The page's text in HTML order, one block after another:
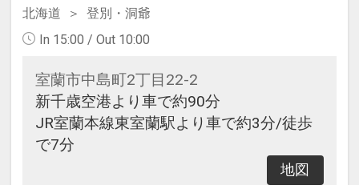
北海道
登別・洞爺
In 15:00 / Out 10:00
室蘭市中島町2丁目22-2
新千歳空港より車で約90分
JR室蘭本線東室蘭駅より車で約3分/徒歩
で7分
地図